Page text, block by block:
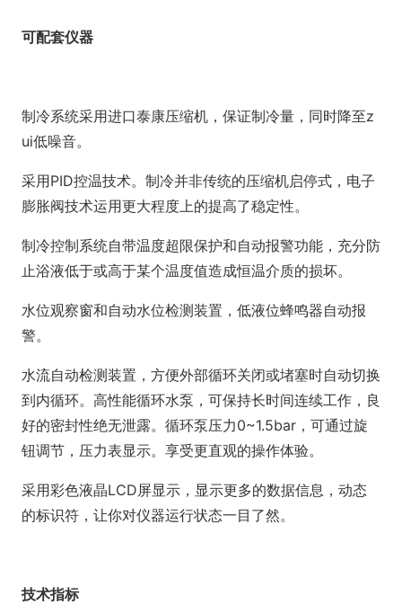
可配套仪器
制冷系统采用进口泰康压缩机，保证制冷量，同时降至z
ui低噪音。
采用PID控温技术。制冷并非传统的压缩机启停式，电子
膨胀阀技术运用更大程度上的提高了稳定性。
制冷控制系统自带温度超限保护和自动报警功能，充分防
止浴液低于或高于某个温度值造成恒温介质的损坏。
水位观察窗和自动水位检测装置，低液位蜂鸣器自动报
警。
水流自动检测装置，方便外部循环关闭或堵塞时自动切换
到内循环。高性能循环水泵，可保持长时间连续工作，良
好的密封性绝无泄露。循环泵压力0~1.5bar，可通过旋
钮调节，压力表显示。享受更直观的操作体验。
采用彩色液晶LCD屏显示，显示更多的数据信息，动态
的标识符，让你对仪器运行状态一目了然。
技术指标